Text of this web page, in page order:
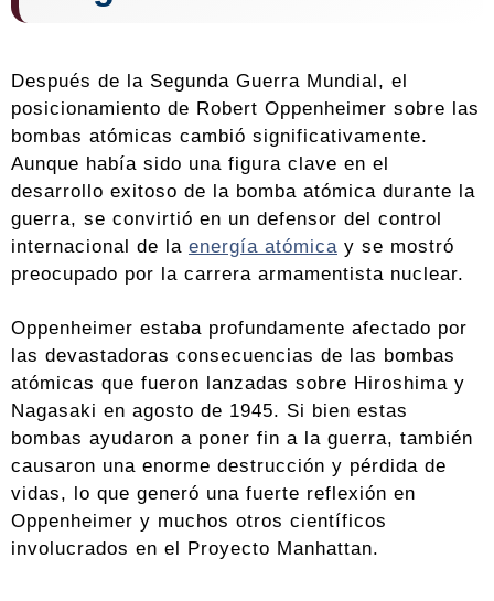
Después de la Segunda Guerra Mundial, el
posicionamiento de Robert Oppenheimer sobre las
bombas atómicas cambió significativamente.
Aunque había sido una figura clave en el
desarrollo exitoso de la bomba atómica durante la
guerra, se convirtió en un defensor del control
internacional de la energía atómica y se mostró
preocupado por la carrera armamentista nuclear.
Oppenheimer estaba profundamente afectado por
las devastadoras consecuencias de las bombas
atómicas que fueron lanzadas sobre Hiroshima y
Nagasaki en agosto de 1945. Si bien estas
bombas ayudaron a poner fin a la guerra, también
causaron una enorme destrucción y pérdida de
vidas, lo que generó una fuerte reflexión en
Oppenheimer y muchos otros científicos
involucrados en el Proyecto Manhattan.